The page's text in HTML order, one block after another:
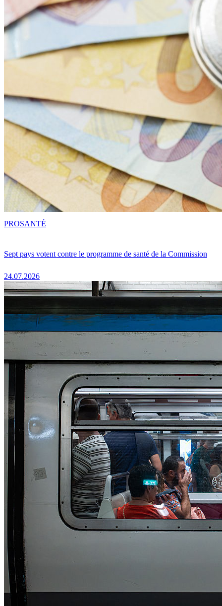
Sept pays votent contre le programme de santé de la Commission
24.07.2026
PROSANTÉ